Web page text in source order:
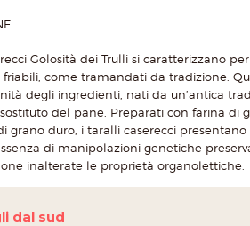
Golosità dei Trulli si caratterizzano
come tramandati da tradizione.
degli ingredienti, nati da un’antica
del pane. Preparati con farina di
grano duro, i taralli caserecci
di manipolazioni genetiche
inalterate le proprietà organolettiche.
dal sud